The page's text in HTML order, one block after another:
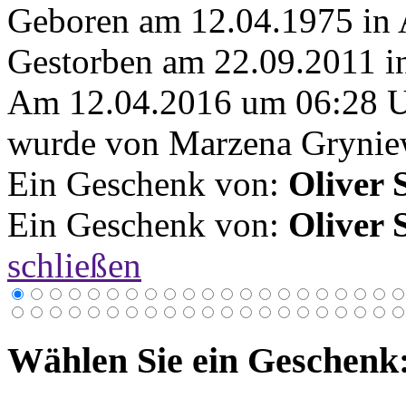
Geboren am 12.04.1975 in
Gestorben am 22.09.2011
Am 12.04.2016 um 06:28
wurde von Marzena
Ein Geschenk von: Oliver
Ein Geschenk von: Oliver
schließen
Wählen Sie ein